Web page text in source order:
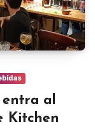
entra al
Kitchen